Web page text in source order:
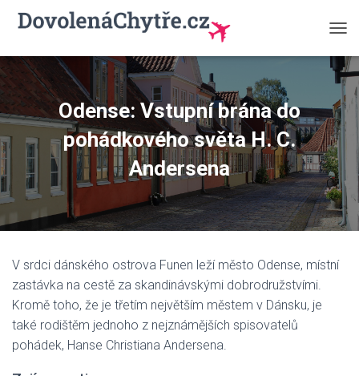
Ř
E
P
N
O
U
T
N
A
V
I
G
I
Odense: Vstupní brána do
pohádkového světa H. C.
Andersena
V srdci dánského ostrova Funen leží město Odense, místní
zastávka na cestě za skandinávskými dobrodružstvími.
Kromě toho, že je třetím největším městem v Dánsku, je
také rodištěm jednoho z nejznámějších spisovatelů
pohádek, Hanse Christiana Andersena.